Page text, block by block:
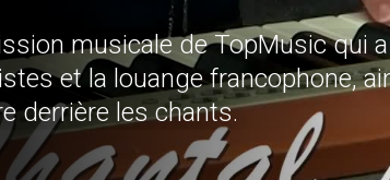
musicale de TopMusic qui a
et la louange francophone,
derrière les chants.